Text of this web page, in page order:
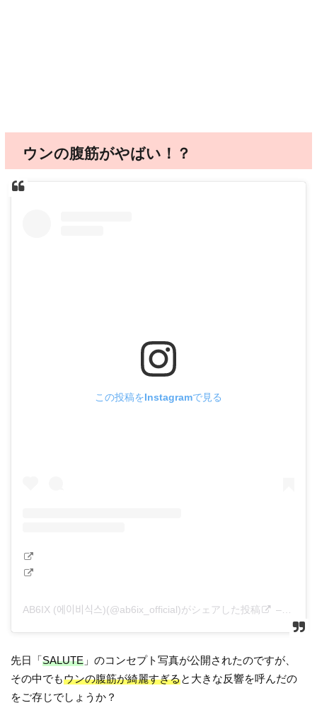
ウンの腹筋がやばい！？
この投稿をInstagramで見る
AB6IX (에이비식스)(@ab6ix_official)がシェアした投稿 –
先日「SALUTE 」のコンセプト写真が公開されたのですが、
その中でもウンの腹筋が綺麗すぎると大きな反響を呼んだの
をご存じでしょうか？